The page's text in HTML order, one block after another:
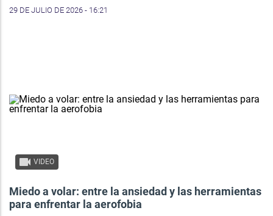
29 DE JULIO DE 2026 - 16:21
VIDEO
Miedo a volar: entre la ansiedad y las herramientas
para enfrentar la aerofobia